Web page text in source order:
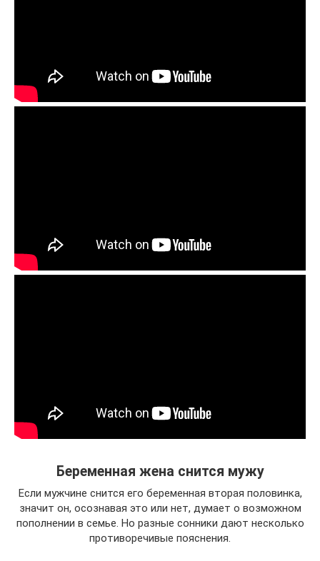
Беременная жена снится мужу
Если мужчине снится его беременная вторая половинка,
значит он, осознавая это или нет, думает о возможном
пополнении в семье. Но разные сонники дают несколько
противоречивые пояснения.